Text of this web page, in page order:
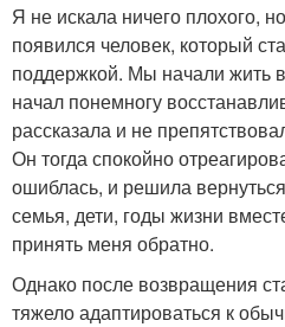
Я не искала ничего плохого,
появился человек, который
поддержкой. Мы начали жить
начал понемногу
рассказала и не
Он тогда спокойно
ошиблась, и решила
семья, дети, годы жизни
принять меня обратно.
Однако после возвращения
тяжело адаптироваться к